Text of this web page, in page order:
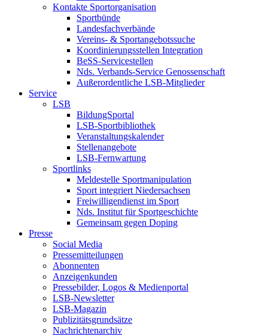
Kontakte Sportorganisation
Sportbünde
Landesfachverbände
Vereins- & Sportangebotssuche
Koordinierungsstellen Integration
BeSS-Servicestellen
Nds. Verbands-Service Genossenschaft
Außerordentliche LSB-Mitglieder
Service
LSB
BildungSportal
LSB-Sportbibliothek
Veranstaltungskalender
Stellenangebote
LSB-Fernwartung
Sportlinks
Meldestelle Sportmanipulation
Sport integriert Niedersachsen
Freiwilligendienst im Sport
Nds. Institut für Sportgeschichte
Gemeinsam gegen Doping
Presse
Social Media
Pressemitteilungen
Abonnenten
Anzeigenkunden
Pressebilder, Logos & Medienportal
LSB-Newsletter
LSB-Magazin
Publizitätsgrundsätze
Nachrichtenarchiv